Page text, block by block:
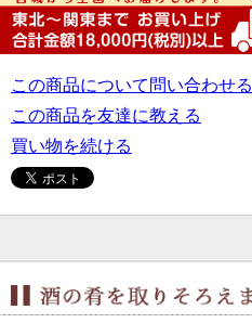
この商品について問い合わせる
この商品を友達に教える
買い物を続ける